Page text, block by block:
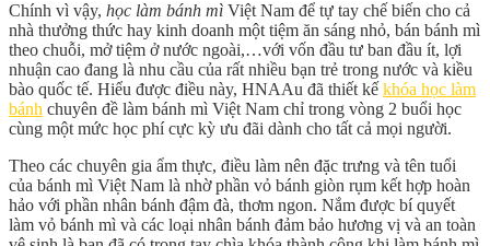
Chính vì vậy, học làm bánh mì Việt Nam để tự tay chế biến cho cả
nhà thưởng thức hay kinh doanh một tiệm ăn sáng nhỏ, bán bánh mì
theo chuỗi, mở tiệm ở nước ngoài,…với vốn đầu tư ban đầu ít, lợi
nhuận cao đang là nhu cầu của rất nhiều bạn trẻ trong nước và kiều
bào quốc tế. Hiểu được điều này, HNAAu đã thiết kế khóa học làm
bánh chuyên đề làm bánh mì Việt Nam chỉ trong vòng 2 buổi học
cùng một mức học phí cực kỳ ưu đãi dành cho tất cả mọi người.
Theo các chuyên gia ẩm thực, điều làm nên đặc trưng và tên tuổi
của bánh mì Việt Nam là nhờ phần vỏ bánh giòn rụm kết hợp hoàn
hảo với phần nhân bánh đậm đà, thơm ngon. Nắm được bí quyết
làm vỏ bánh mì và các loại nhân bánh đảm bảo hương vị và an toàn